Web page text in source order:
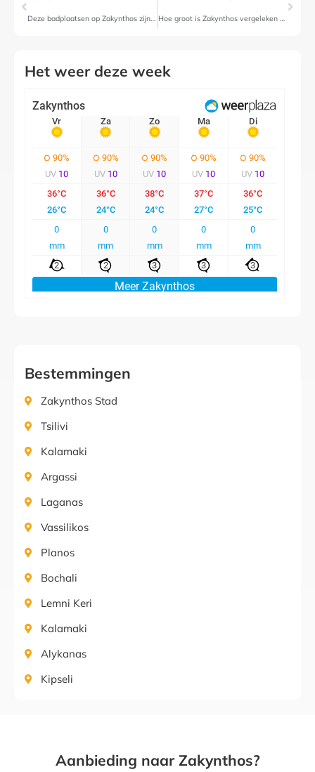
Deze badplaatsen op Zakynthos zijn perfect voor een all inclusive vakantie Hoe groot is Zakynthos vergeleken met Nederland?
Het weer deze week
Bestemmingen
Zakynthos Stad
Tsilivi
Kalamaki
Argassi
Laganas
Vassilikos
Planos
Bochali
Lemni Keri
Kalamaki
Alykanas
Kipseli
Aanbieding naar Zakynthos?